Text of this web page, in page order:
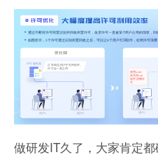
做研发IT久了，大家肯定